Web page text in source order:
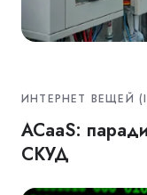
ИНТЕРНЕТ ВЕЩЕЙ
ACaaS:
СКУД